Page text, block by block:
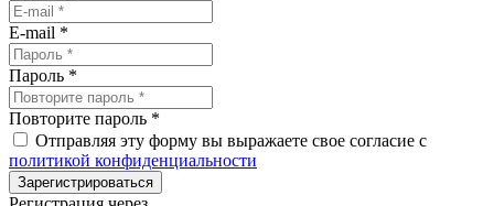
E-mail *
Пароль *
Повторите пароль *
Отправляя эту форму вы выражаете свое согласие с
политикой конфиденциальности
Зарегистрироваться